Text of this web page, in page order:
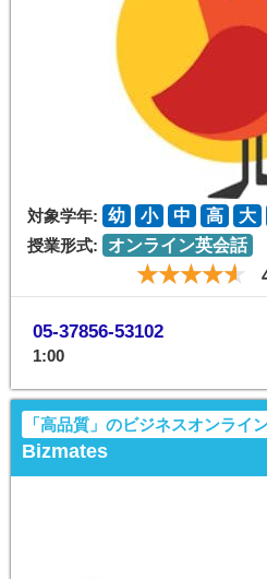
対象学年: 幼 小 中 高 大
授業形式:
オンライン英会話
05-37856-53102
1:00
「高品質」のビジネスオンライ
Bizmates